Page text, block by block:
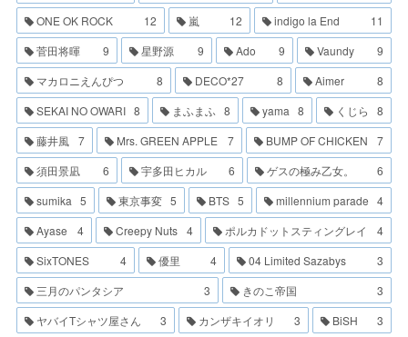
ONE OK ROCK
12 嵐 12 indigo la End
11
菅田将暉
9 星野源 9 Ado 9 Vaundy
9
マカロニえんぴつ
8 DECO*27 8 Aimer
8
SEKAI NO OWARI 8 まふまふ 8 yama 8 くじら
8
藤井風
7 Mrs. GREEN APPLE 7 BUMP OF CHICKEN
7
須田景凪
6 宇多田ヒカル 6 ゲスの極み乙女。
6
sumika 5 東京事変 5 BTS 5 millennium parade 4
Ayase
4 Creepy Nuts 4 ポルカドットスティングレイ
4
SixTONES
4 優里 4 04 Limited Sazabys
3
三月のパンタシア
3 きのこ帝国
3
ヤバイTシャツ屋さん
3 カンザキイオリ 3 BiSH 3